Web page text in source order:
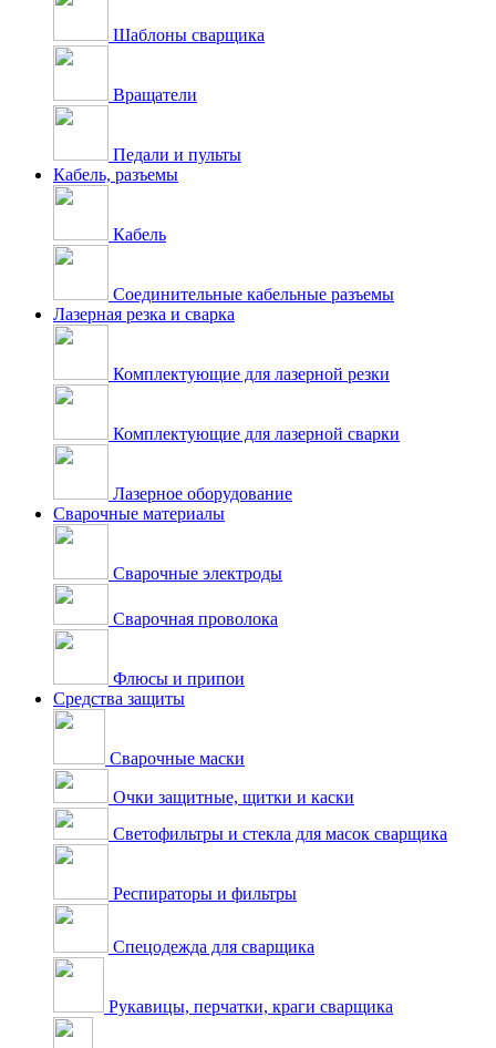
Шаблоны сварщика
Вращатели
Педали и пульты
Кабель, разъемы
Кабель
Соединительные кабельные разъемы
Лазерная резка и сварка
Комплектующие для лазерной резки
Комплектующие для лазерной сварки
Лазерное оборудование
Сварочные материалы
Сварочные электроды
Сварочная проволока
Флюсы и припои
Средства защиты
Сварочные маски
Очки защитные, щитки и каски
Светофильтры и стекла для масок сварщика
Респираторы и фильтры
Спецодежда для сварщика
Рукавицы, перчатки, краги сварщика